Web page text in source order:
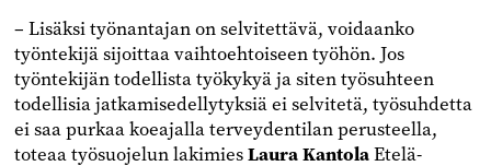
– Lisäksi työnantajan on selvitettävä, voidaanko
työntekijä sijoittaa vaihtoehtoiseen työhön. Jos
työntekijän todellista työkykyä ja siten työsuhteen
todellisia jatkamisedellytyksiä ei selvitetä, työsuhdetta
ei saa purkaa koeajalla terveydentilan perusteella,
toteaa työsuojelun lakimiesLaura KantolaEtelä-